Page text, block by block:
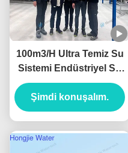
100m3/H Ultra Temiz Su
Sistemi Endüstriyel Su
Temizleyicisi
UF+RO+EDI Birimleriyle
Şimdi konuşalım.